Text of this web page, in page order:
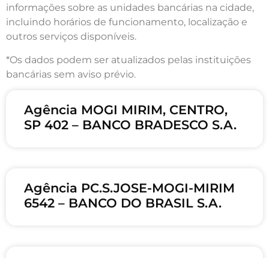
informações sobre as unidades bancárias na cidade,
incluindo horários de funcionamento, localização e
outros serviços disponíveis.
*Os dados podem ser atualizados pelas instituições
bancárias sem aviso prévio.
Agência MOGI MIRIM, CENTRO,
SP 402 – BANCO BRADESCO S.A.
Agência PC.S.JOSE-MOGI-MIRIM
6542 – BANCO DO BRASIL S.A.